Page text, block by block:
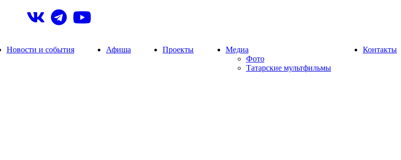
Новости и события Афиша Проекты
Медиа
Фото
Татарские мультфильмы
Контакты